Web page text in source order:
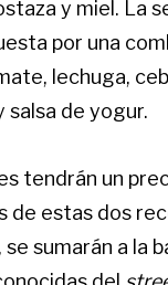
y miel. La
por una
lechuga,
salsa de yogur.
tendrán un
de estas dos
sumarán a la